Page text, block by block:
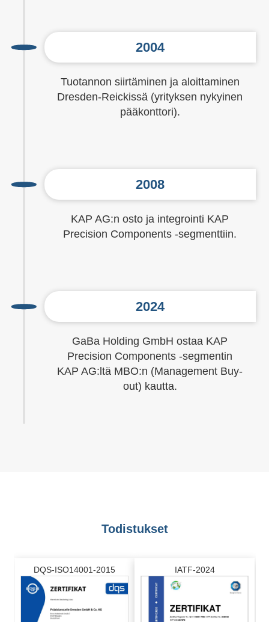
2004
Tuotannon siirtäminen ja aloittaminen
Dresden-Reickissä (yrityksen nykyinen
pääkonttori).
2008
KAP AG:n osto ja integrointi KAP
Precision Components -segmenttiin.
2024
GaBa Holding GmbH ostaa KAP
Precision Components -segmentin
KAP AG:ltä MBO:n (Management Buy-
out) kautta.
Todistukset
DQS-ISO14001-2015 IATF-2024